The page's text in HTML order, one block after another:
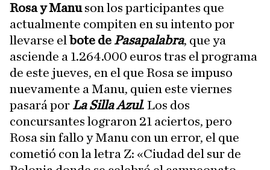
Rosa y Manuson los participantes que
actualmente compiten en su intento por
llevarse el bote de Pasapalabra, que ya
asciende a 1.264.000 euros tras el programa
de este jueves, en el que Rosa se impuso
nuevamente a Manu, quien este viernes
pasará por La Silla Azul. Los dos
concursantes lograron 21 aciertos, pero
Rosa sin fallo y Manu con un error, el que
cometió con la letra Z: «Ciudad del sur de